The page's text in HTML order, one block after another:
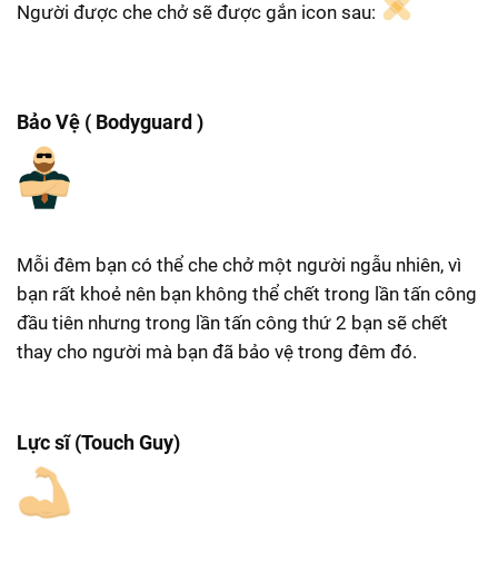
Người được che chở sẽ được gắn icon sau:
Bảo Vệ ( Bodyguard )
Mỗi đêm bạn có thể che chở một người ngẫu nhiên, vì
bạn rất khoẻ nên bạn không thể chết trong lần tấn công
đầu tiên nhưng trong lần tấn công thứ 2 bạn sẽ chết
thay cho người mà bạn đã bảo vệ trong đêm đó.
Lực sĩ (Touch Guy)